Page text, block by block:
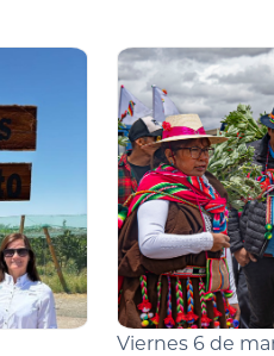
Viernes 6 de